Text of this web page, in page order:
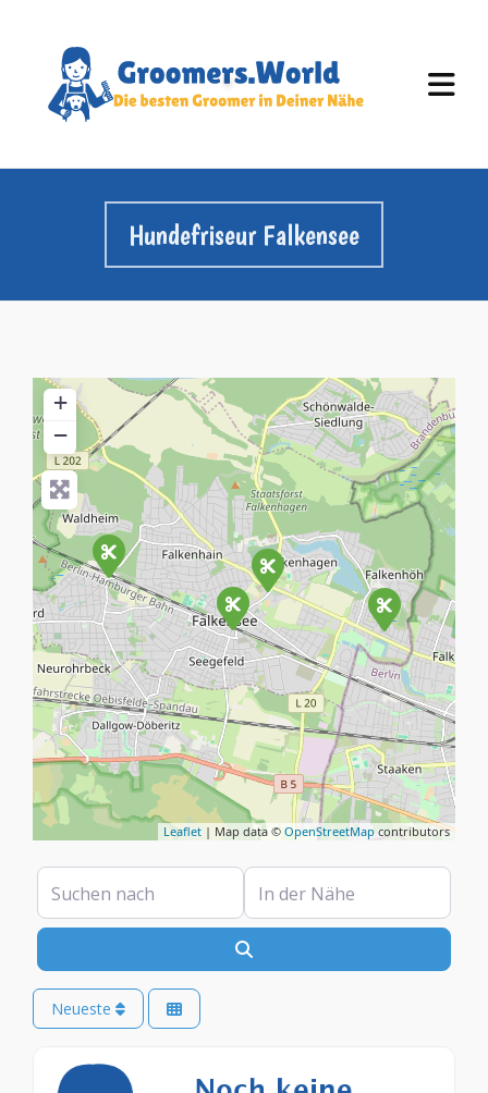
Hundefriseur Falkensee
+
−
Leaflet | Map data © OpenStreetMap contributors
Suchen nach In der Nähe
Neueste